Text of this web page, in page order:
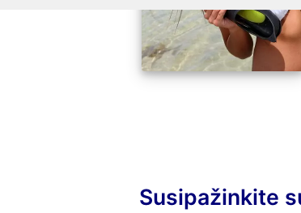
Susipažinkite